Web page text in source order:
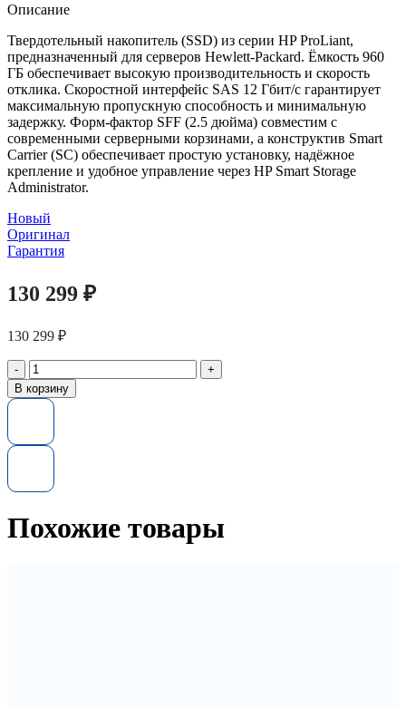
Описание
Твердотельный накопитель (SSD) из серии HP ProLiant,
предназначенный для серверов Hewlett-Packard. Ёмкость 960
ГБ обеспечивает высокую производительность и скорость
отклика. Скоростной интерфейс SAS 12 Гбит/с гарантирует
максимальную пропускную способность и минимальную
задержку. Форм-фактор SFF (2.5 дюйма) совместим с
современными серверными корзинами, а конструктив Smart
Carrier (SC) обеспечивает простую установку, надёжное
крепление и удобное управление через HP Smart Storage
Administrator.
Новый
Оригинал
Гарантия
130 299 ₽
130 299 ₽
Количество
товара
Диск
ProLiant
960gb
sas
В корзину
Похожие товары